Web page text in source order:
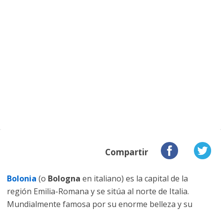
Compartir
Bolonia (o Bologna en italiano) es la capital de la
región Emilia-Romana y se sitúa al norte de Italia.
Mundialmente famosa por su enorme belleza y su